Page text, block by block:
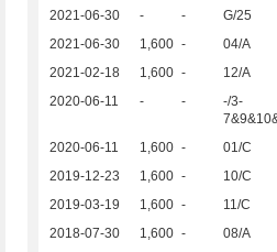
2021-06-30 - - G/25
2021-06-30
1,600 - 04/A
2021-02-18
1,600 - 12/A
2020-06-11
- -
-/3-
2020-06-11 1,600 - 01/C
2019-12-23
1,600 - 10/C
2019-03-19
1,600 - 11/C
2018-07-30
1,600 - 08/A